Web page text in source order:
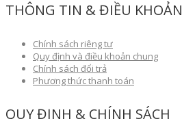
THÔNG TIN & ĐIỀU KHOẢN
Chính sách riêng tư
Quy định và điều khoản chung
Chính sách đổi trả
Phương thức thanh toán
QUY ĐỊNH & CHÍNH SÁCH